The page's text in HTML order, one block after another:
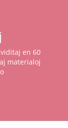
en 60
materialoj